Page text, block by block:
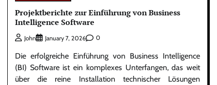
Projektberichte zur Einführung von Business
Intelligence Software
John January 7, 2026 0
Die erfolgreiche Einführung von Business Intelligence
(BI) Software ist ein komplexes Unterfangen, das weit
über die reine Installation technischer Lösungen